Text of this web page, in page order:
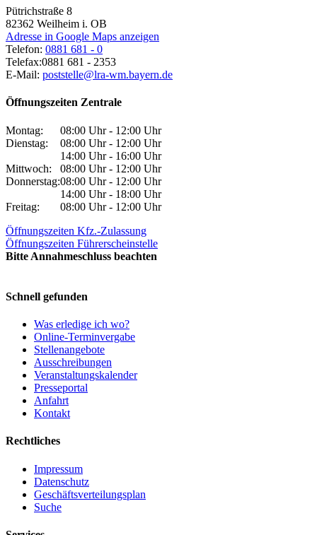
Pütrichstraße 8
82362 Weilheim i. OB
Adresse in Google Maps anzeigen
Telefon: 0881 681 - 0
Telefax:0881 681 - 2353
E-Mail: poststelle@lra-wm.bayern.de
Öffnungszeiten Zentrale
Montag:
08:00 Uhr - 12:00 Uhr
Dienstag:
08:00 Uhr - 12:00 Uhr
14:00 Uhr - 16:00 Uhr
Mittwoch:
08:00 Uhr - 12:00 Uhr
Donnerstag:08:00 Uhr - 12:00 Uhr
14:00 Uhr - 18:00 Uhr
Freitag:
08:00 Uhr - 12:00 Uhr
Öffnungszeiten Kfz.-Zulassung
Öffnungszeiten Führerscheinstelle
Bitte Annahmeschluss beachten
Schnell gefunden
Was erledige ich wo?
Online-Terminvergabe
Stellenangebote
Ausschreibungen
Veranstaltungskalender
Presseportal
Anfahrt
Kontakt
Rechtliches
Impressum
Datenschutz
Geschäftsverteilungsplan
Suche